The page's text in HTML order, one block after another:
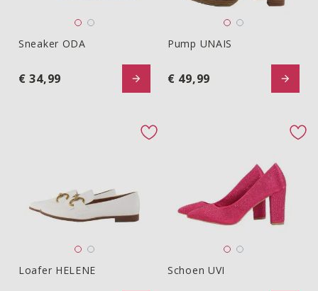
Sneaker ODA
Sneaker ODA
€ 34,99
Pump UNAIS
Pump UNAIS
€ 49,99
Loafer HELENE
Loafer HELENE Schoen UVI
Schoen UVI